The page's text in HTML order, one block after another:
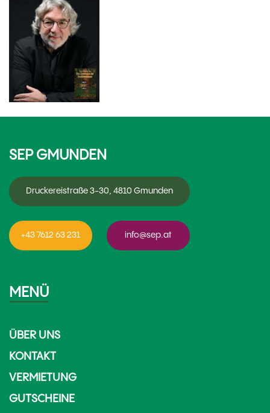
SEP GMUNDEN
Druckereistraße 3-30, 4810 Gmunden
+43 7612 63 231 info@sep.at
MENÜ
ÜBER UNS
KONTAKT
VERMIETUNG
GUTSCHEINE